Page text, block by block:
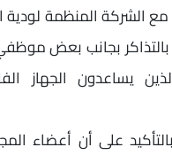
مع الشركة المنظمة لودية
بالتذاكر بجانب بعض
يساعدون الجهاز
على أن أعضاء